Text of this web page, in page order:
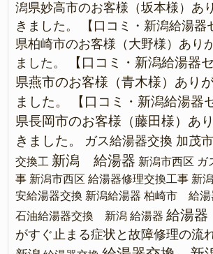
潟県妙高市のお客様（坂本様）あ
きました。
【口コミ・新潟給湯
県柏崎市のお客様（大野様）あり
ました。
【口コミ・新潟給湯器
県燕市のお客様（青木様）あり
ました。
【口コミ・新潟給湯器
県長岡市のお客様（藤田様）あ
きました。
ガス給湯器交換 加茂市
交換工 新潟 給湯器 新潟市西区 ガ
事 新潟市西区 給湯器修理交換工事 新
安給湯器交換 新潟給湯器 柏崎市 給湯
石油給湯器交換 新潟 給湯器 給湯
がすぐ止まる症状と故障修理の流